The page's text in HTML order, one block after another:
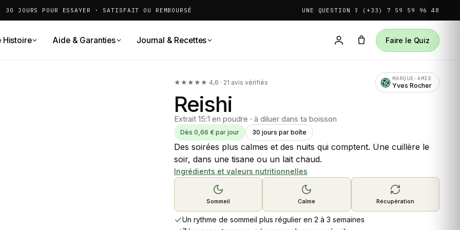
30 JOURS POUR ESSAYER · SATISFAIT OU REMBOURSÉ UNE QUESTION ? (+33) 7 59 59 96 48
Histoire Aide & Garanties Journal & Recettes Faire le Quiz
★★★★★ 4,6 · 21 avis vérifiés MARQUE-AMIE
Yves Rocher
Reishi
Extrait 15:1 en poudre · à diluer dans ta boisson
Dès 0,66 € par jour 30 jours par boîte
Des soirées plus calmes et des nuits qui comptent. Une cuillère le
soir, dans une tisane ou un lait chaud.
Ingrédients et valeurs nutritionnelles
Sommeil Calme Récupération
Un rythme de sommeil plus régulier en 2 à 3 semaines